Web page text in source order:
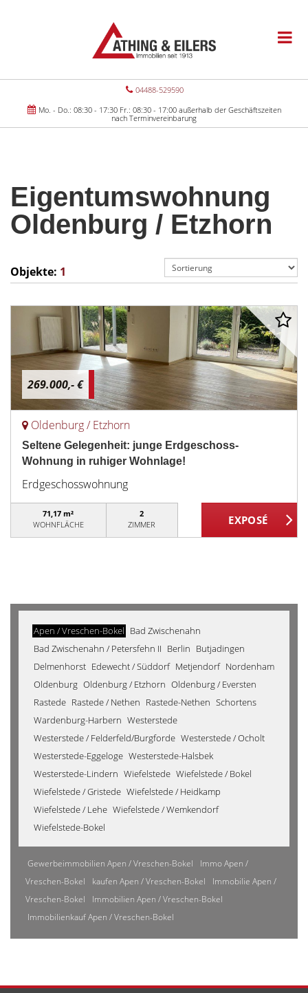
04488-529590
Mo. - Do.: 08:30 - 17:30 Fr.: 08:30 - 17:00 außerhalb der Geschäftszeiten
nach Terminvereinbarung
Eigentumswohnung
Oldenburg / Etzhorn
Objekte: 1
269.000,- €
Oldenburg / Etzhorn
Seltene Gelegenheit: junge Erdgeschoss-
Wohnung in ruhiger Wohnlage!
Erdgeschosswohnung
71,17 m²
WOHNFLÄCHE
2
ZIMMER
Apen / Vreschen-Bokel Bad Zwischenahn
Bad Zwischenahn / Petersfehn II Berlin Butjadingen
Delmenhorst Edewecht / Süddorf Metjendorf Nordenham
Oldenburg Oldenburg / Etzhorn Oldenburg / Eversten
Rastede Rastede / Nethen Rastede-Nethen Schortens
Wardenburg-Harbern Westerstede
Westerstede / Felderfeld/Burgforde Westerstede / Ocholt
Westerstede-Eggeloge Westerstede-Halsbek
Westerstede-Lindern Wiefelstede Wiefelstede / Bokel
Wiefelstede / Gristede Wiefelstede / Heidkamp
Wiefelstede / Lehe Wiefelstede / Wemkendorf
Wiefelstede-Bokel
Gewerbeimmobilien Apen / Vreschen-Bokel
Immo Apen /
Vreschen-Bokel
kaufen Apen / Vreschen-Bokel
Immobilie Apen /
Vreschen-Bokel
Immobilien Apen / Vreschen-Bokel
Immobilienkauf Apen / Vreschen-Bokel